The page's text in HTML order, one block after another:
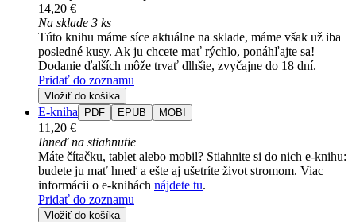
14,20 €
Na sklade 3 ks
Túto knihu máme síce aktuálne na sklade, máme však už iba
posledné kusy. Ak ju chcete mať rýchlo, ponáhľajte sa!
Dodanie ďalších môže trvať dlhšie, zvyčajne do 18 dní.
Pridať do zoznamu
Vložiť do košíka
E-kniha PDF EPUB MOBI
11,20 €
Ihneď na stiahnutie
Máte čítačku, tablet alebo mobil? Stiahnite si do nich e-knihu:
budete ju mať hneď a ešte aj ušetríte život stromom. Viac
informácii o e-knihách nájdete tu.
Pridať do zoznamu
Vložiť do košíka